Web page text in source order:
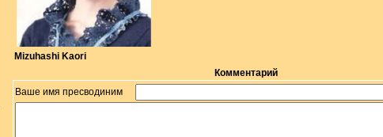
Mizuhashi Kaori
Комментарий
Ваше имя пресводиним